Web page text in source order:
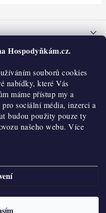
Hospodyňkám.cz.
souborů cookies
nabídky, které Vás
máme přístup my a
sociální média, inzerci a
budou použity pouze ty
našeho webu. Více